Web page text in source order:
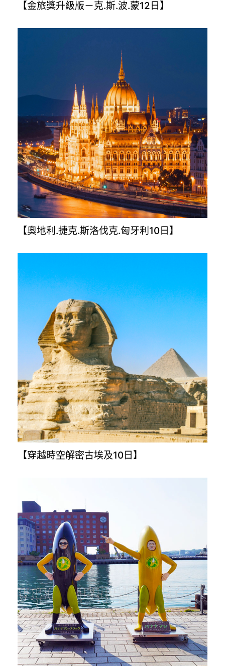
【金旅獎升級版－克.斯.波.蒙12日】
【奧地利.捷克.斯洛伐克.匈牙利10日】
【穿越時空解密古埃及10日】